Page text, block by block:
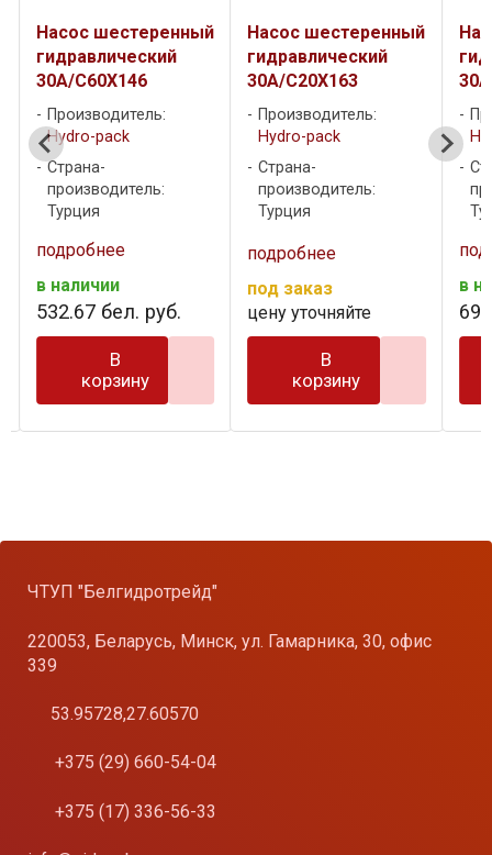
Насос шестеренный
гидравлический
30A/C60X146
Производитель:
Hydro-pack
Страна-
производитель:
Турция
подробнее
в наличии
532.67 бел. руб.
В
корзину
Насос шестеренный
гидравлический
30A/C20X163
Производитель:
Hydro-pack
Страна-
производитель:
Турция
подробнее
под заказ
цену уточняйте
В
корзину
в
692
ЧТУП "Белгидротрейд"
220053, Беларусь, Минск, ул. Гамарника, 30, офис
339
53.95728,27.60570
+375 (29) 660-54-04
+375 (17) 336-56-33